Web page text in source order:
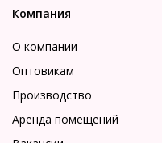
Компания
О компании
Оптовикам
Производство
Аренда помещений